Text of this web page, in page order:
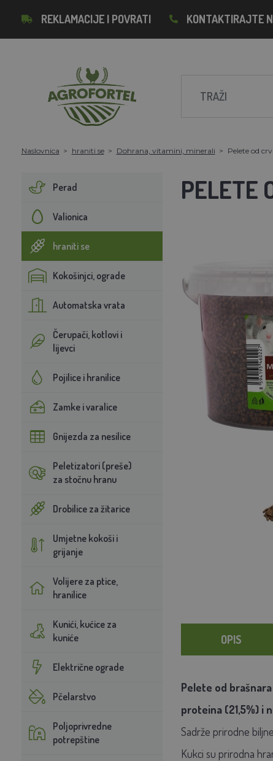
REKLAMACIJE I POVRATI KONTAKTIRAJTE
Naslovnica hraniti se Dohrana, vitamini, minerali Pelete od
Perad
Valionica
hraniti se
Kokošinjci, ograde
Automatska vrata
Čerupači, kotlovi i
lijevci
Pojilice i hranilice
Zamke i varalice
Gnijezda za nesilice
Peletizatori (preše)
za stočnu hranu
Drobilice za žitarice
Umjetne kokoši i
grijanje
Volijere za ptice,
hranilice
Kunići, kućice za
kuniće
Električne ograde
Pčelarstvo
Poljoprivredne
potrepštine
PELETE
OPIS
Pelete od
proteina (21,5%) i
Sadrže prirodne
Kukci su prirodna